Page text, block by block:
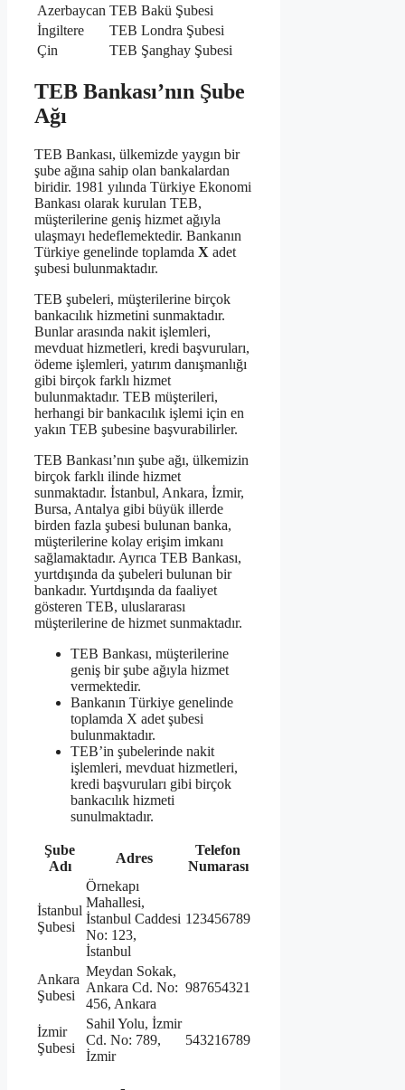
Azerbaycan TEB Bakü Şubesi
İngiltere
TEB Londra Şubesi
Çin
TEB Şanghay Şubesi
TEB Bankası’nın Şube
Ağı
TEB Bankası, ülkemizde yaygın bir
şube ağına sahip olan bankalardan
biridir. 1981 yılında Türkiye Ekonomi
Bankası olarak kurulan TEB,
müşterilerine geniş hizmet ağıyla
ulaşmayı hedeflemektedir. Bankanın
Türkiye genelinde toplamda X adet
şubesi bulunmaktadır.
TEB şubeleri, müşterilerine birçok
bankacılık hizmetini sunmaktadır.
Bunlar arasında nakit işlemleri,
mevduat hizmetleri, kredi başvuruları,
ödeme işlemleri, yatırım danışmanlığı
gibi birçok farklı hizmet
bulunmaktadır. TEB müşterileri,
herhangi bir bankacılık işlemi için en
yakın TEB şubesine başvurabilirler.
TEB Bankası’nın şube ağı, ülkemizin
birçok farklı ilinde hizmet
sunmaktadır. İstanbul, Ankara, İzmir,
Bursa, Antalya gibi büyük illerde
birden fazla şubesi bulunan banka,
müşterilerine kolay erişim imkanı
sağlamaktadır. Ayrıca TEB Bankası,
yurtdışında da şubeleri bulunan bir
bankadır. Yurtdışında da faaliyet
gösteren TEB, uluslararası
müşterilerine de hizmet sunmaktadır.
TEB Bankası, müşterilerine
geniş bir şube ağıyla hizmet
vermektedir.
Bankanın Türkiye genelinde
toplamda X adet şubesi
bulunmaktadır.
TEB’in şubelerinde nakit
işlemleri, mevduat hizmetleri,
kredi başvuruları gibi birçok
bankacılık hizmeti
sunulmaktadır.
Şube
Adı
Adres
Telefon
Numarası
İstanbul
Şubesi
Örnekapı
Mahallesi,
İstanbul Caddesi
No: 123,
İstanbul
123456789
Ankara
Şubesi
Meydan Sokak,
Ankara Cd. No:
456, Ankara
987654321
İzmir
Şubesi
Sahil Yolu, İzmir
Cd. No: 789,
İzmir
543216789